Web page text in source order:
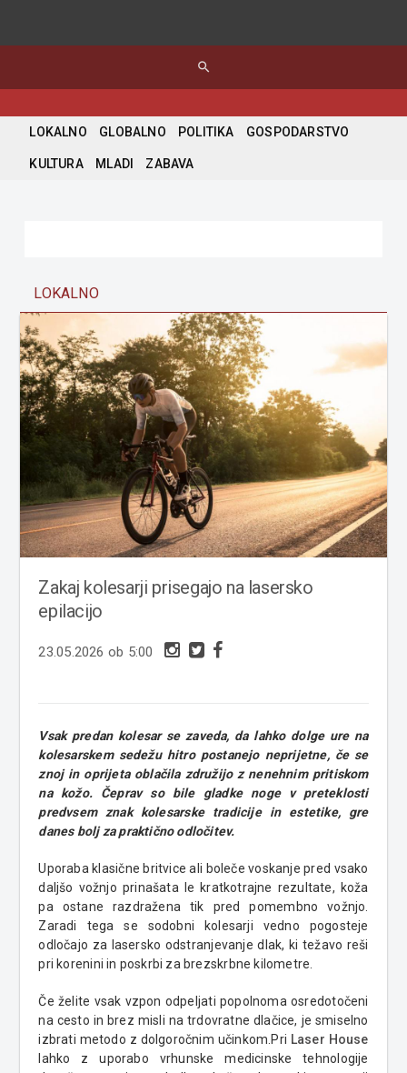
search
LOKALNO GLOBALNO POLITIKA GOSPODARSTVO
KULTURA MLADI ZABAVA
LOKALNO
Zakaj kolesarji prisegajo na lasersko
epilacijo
23.05.2026 ob 5:00
Vsak predan kolesar se zaveda, da lahko dolge ure na
kolesarskem sedežu hitro postanejo neprijetne, če se
znoj in oprijeta oblačila združijo z nenehnim pritiskom
na kožo. Čeprav so bile gladke noge v preteklosti
predvsem znak kolesarske tradicije in estetike, gre
danes bolj za praktično odločitev.
Uporaba klasične britvice ali boleče voskanje pred vsako
daljšo vožnjo prinašata le kratkotrajne rezultate, koža
pa ostane razdražena tik pred pomembno vožnjo.
Zaradi tega se sodobni kolesarji vedno pogosteje
odločajo za lasersko odstranjevanje dlak, ki težavo reši
pri korenini in poskrbi za brezskrbne kilometre.
Če želite vsak vzpon odpeljati popolnoma osredotočeni
na cesto in brez misli na trdovratne dlačice, je smiselno
izbrati metodo z dolgoročnim učinkom.Pri Laser House
lahko z uporabo vrhunske medicinske tehnologije